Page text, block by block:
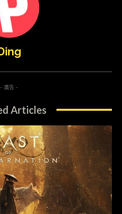
- 廣告 -
Articles